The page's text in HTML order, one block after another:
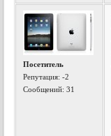
Посетитель
Репутация:-2
Сообщений: 31